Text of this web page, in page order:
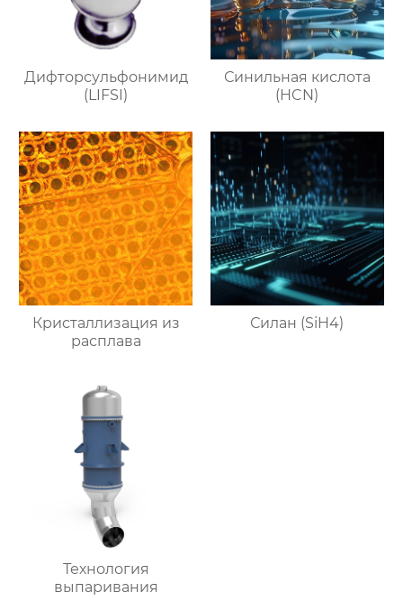
Дифторсульфонимид
(LIFSI)
Синильная кислота
(HCN)
Кристаллизация из
расплава
Силан (SiH4)
Технология
выпаривания